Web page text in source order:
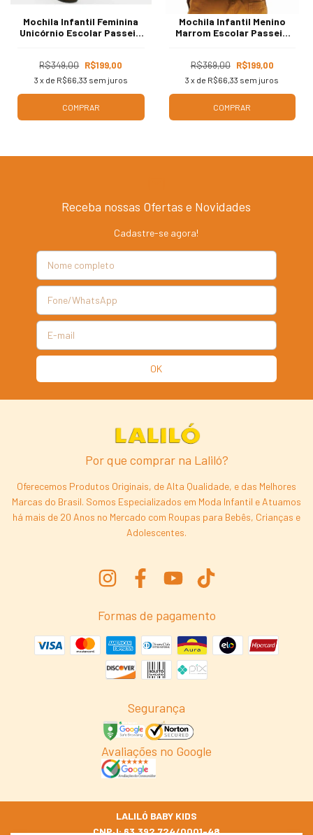
Mochila Infantil Feminina
Unicórnio Escolar Passeio
R$349,00 R$199,00
3 x de R$66,33 sem juros
COMPRAR
Mochila Infantil Menino
Marrom Escolar Passeio
R$369,00 R$199,00
3 x de R$66,33 sem juros
COMPRAR
Receba nossas Ofertas e Novidades
Cadastre-se agora!
Por que comprar na Laliló?
Oferecemos Produtos Originais, de Alta Qualidade, e das Melhores
Marcas do Brasil. Somos Especializados em Moda Infantil e Atuamos
há mais de 20 Anos no Mercado com Roupas para Bebês, Crianças e
Adolescentes.
Formas de pagamento
Segurança
Avaliações no Google
LALILÓ BABY KIDS
CNPJ: 63.392.724/0001-48